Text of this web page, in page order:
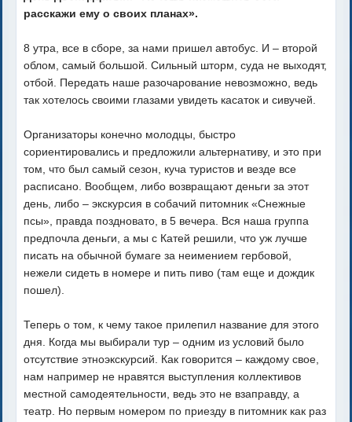
расскажи ему о своих планах».
8 утра, все в сборе, за нами пришел автобус. И – второй
облом, самый большой. Сильный шторм, суда не выходят,
отбой. Передать наше разочарование невозможно, ведь
так хотелось своими глазами увидеть касаток и сивучей.
Организаторы конечно молодцы, быстро
сориентировались и предложили альтернативу, и это при
том, что был самый сезон, куча туристов и везде все
расписано. Вообщем, либо возвращают деньги за этот
день, либо – экскурсия в собачий питомник «Снежные
псы», правда поздновато, в 5 вечера. Вся наша группа
предпочла деньги, а мы с Катей решили, что уж лучше
писать на обычной бумаге за неимением гербовой,
нежели сидеть в номере и пить пиво (там еще и дождик
пошел).
Теперь о том, к чему такое прилепил название для этого
дня. Когда мы выбирали тур – одним из условий было
отсутствие этноэкскурсий. Как говорится – каждому свое,
нам например не нравятся выступления коллективов
местной самодеятельности, ведь это не взаправду, а
театр. Но первым номером по приезду в питомник как раз